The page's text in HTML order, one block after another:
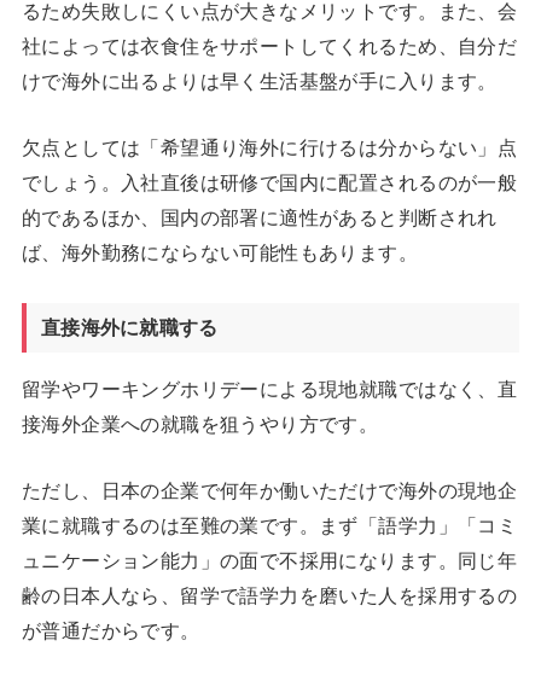
るため失敗しにくい点が大きなメリットです。また、会
社によっては衣食住をサポートしてくれるため、自分だ
けで海外に出るよりは早く生活基盤が手に入ります。
欠点としては「希望通り海外に行けるは分からない」点
でしょう。入社直後は研修で国内に配置されるのが一般
的であるほか、国内の部署に適性があると判断されれ
ば、海外勤務にならない可能性もあります。
直接海外に就職する
留学やワーキングホリデーによる現地就職ではなく、直
接海外企業への就職を狙うやり方です。
ただし、日本の企業で何年か働いただけで海外の現地企
業に就職するのは至難の業です。まず「語学力」「コミ
ュニケーション能力」の面で不採用になります。同じ年
齢の日本人なら、留学で語学力を磨いた人を採用するの
が普通だからです。